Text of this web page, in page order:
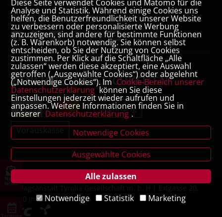
letter
VERTRAG WIDERRUFEN
Datenschutz- und Cookieerklärung
ZAHLUNGSMÖGLICHKEITEN
Rechnung
6020 Innsbruck
Diese Seite verwendet Cookies und Matomo für die
Analyse und Statistik. Während einige Cookies uns
helfen, die Benutzerfreundlichkeit unserer Website
zu verbessern oder personalisierte Werbung
anzuzeigen, sind andere für bestimmte Funktionen
(z. B. Warenkorb) notwendig. Sie können selbst
entscheiden, ob Sie der Nutzung von Cookies
zustimmen. Per Klick auf die Schaltfläche „Alle
zulassen“ werden diese akzeptiert, eine Auswahl
getroffen („Ausgewählte Cookies“) oder abgelehnt
(„Notwendige Cookies“). Im Cookie-Bereich unserer
Datenschutzerklärung können Sie diese
Einstellungen jederzeit wieder aufrufen und
anpassen. Weitere Informationen finden Sie in
unserer Datenschutzerklärung .
Notwendige Cookies
Ausgewählte Cookies
Alle zulassen
Notwendige
Statistik Marketing